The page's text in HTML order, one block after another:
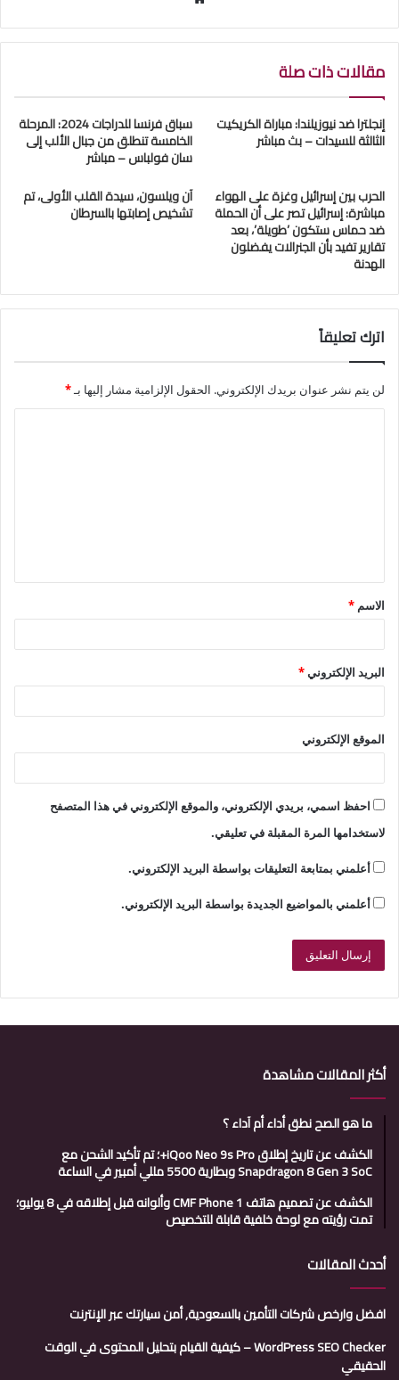
مقالات ذات صلة
إنجلترا ضد نيوزيلندا: مباراة الكريكيت
الثالثة للسيدات – بث مباشر
سباق فرنسا للدراجات 2024: المرحلة
الخامسة تنطلق من جبال الألب إلى
سان فولباس – مباشر
الحرب بين إسرائيل وغزة على الهواء
مباشرة: إسرائيل تصر على أن الحملة
ضد حماس ستكون ’طويلة’، بعد
تقارير تفيد بأن الجنرالات يفضلون
الهدنة
آن ويلسون، سيدة القلب الأولى، تم
تشخيص إصابتها بالسرطان
اترك تعليقاً
لن يتم نشر عنوان بريدك الإلكتروني. الحقول الإلزامية مشار إليها بـ*
ق
*
الاسم *
البريد الإلكتروني*
الموقع الإلكتروني
احفظ اسمي، بريدي الإلكتروني، والموقع الإلكتروني في هذا المتصفح
لاستخدامها المرة المقبلة في تعليقي.
أعلمني بمتابعة التعليقات بواسطة البريد الإلكتروني.
أعلمني بالمواضيع الجديدة بواسطة البريد الإلكتروني.
أكثر المقالات مشاهدة
ما هو الصح نطق أداء أم آداء ؟
الكشف عن تاريخ إطلاق iQoo Neo 9s Pro+؛ تم تأكيد الشحن مع
Snapdragon 8 Gen 3 SoC وبطارية 5500 مللي أمبير في الساعة
الكشف عن تصميم هاتف CMF Phone 1 وألوانه قبل إطلاقه في 8 يوليو؛
تمت رؤيته مع لوحة خلفية قابلة للتخصيص
أحدث المقالات
افضل وارخص شركات التأمين بالسعودية, أمن سيارتك عبر الإنترنت
WordPress SEO Checker – كيفية القيام بتحليل المحتوى في الوقت
الحقيقي